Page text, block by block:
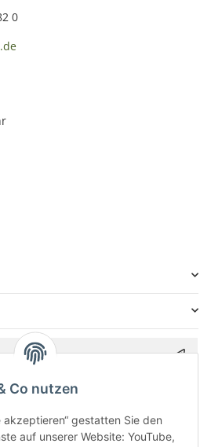
0
IhrerDatenschutzerklärung
Co nutzen
akzeptieren“ gestatten Sie den
auf unserer Website: YouTube,